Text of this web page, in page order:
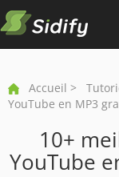
Accueil >
YouTube en MP3
10+
YouTube